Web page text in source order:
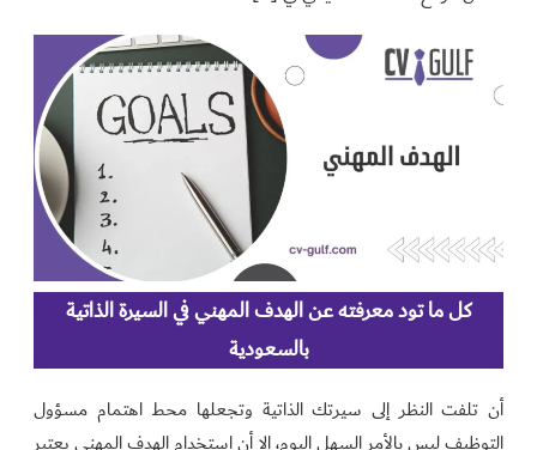
كل ما تود معرفته عن الهدف المهني في السيرة الذاتية
بالسعودية
أن تلفت النظر إلى سيرتك الذاتية وتجعلها محط اهتمام مسؤول
التوظيف ليس بالأمر السهل اليوم، إلا أن استخدام الهدف المهني يعتبر